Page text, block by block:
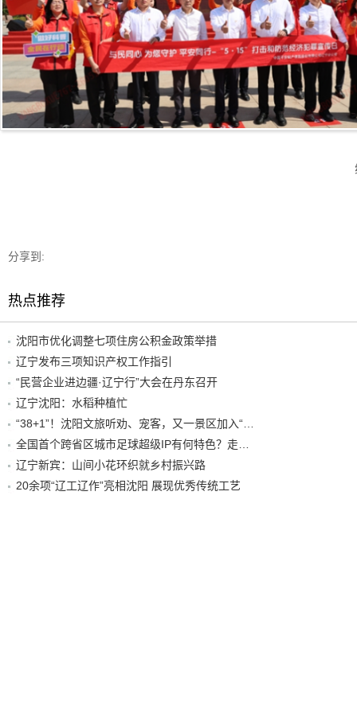
分享到:
热点推荐
沈阳市优化调整七项住房公积金政策举措
辽宁发布三项知识产权工作指引
“民营企业进边疆·辽宁行”大会在丹东召开
辽宁沈阳：水稻种植忙
“38+1”！沈阳文旅听劝、宠客，又一景区加入“东北超”优惠名单！
全国首个跨省区城市足球超级IP有何特色？走进沈阳现场去看看
辽宁新宾：山间小花环织就乡村振兴路
20余项“辽工辽作”亮相沈阳 展现优秀传统工艺